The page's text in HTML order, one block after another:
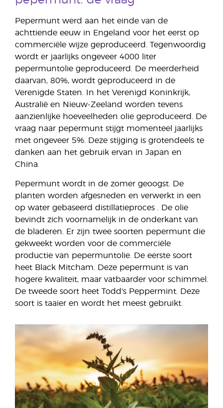
Pepermunt werd aan het einde van de
achttiende eeuw in Engeland voor het eerst op
commerciële wijze geproduceerd. Tegenwoordig
wordt er jaarlijks ongeveer 4000 liter
pepermuntolie geproduceerd. De meerderheid
daarvan, 80%, wordt geproduceerd in de
Verenigde Staten. In het Verenigd Koninkrijk,
Australië en Nieuw-Zeeland worden tevens
aanzienlijke hoeveelheden olie geproduceerd. De
vraag naar pepermunt stijgt momenteel jaarlijks
met ongeveer 5%. Deze stijging is grotendeels te
danken aan het gebruik ervan in Japan en
China.
Pepermunt wordt in de zomer geoogst. De
planten worden afgesneden en verwerkt in een
op water gebaseerd distillatieproces . De olie
bevindt zich voornamelijk in de onderkant van
de bladeren. Er zijn twee soorten pepermunt die
gekweekt worden voor de commerciële
productie van pepermuntolie. De eerste soort
heet Black Mitcham. Deze pepermunt is van
hogere kwaliteit, maar vatbaarder voor schimmel.
De tweede soort heet Todd's Peppermint. Deze
soort is taaier en wordt het meest gebruikt.